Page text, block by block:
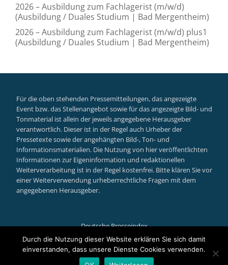
2026 – Ausbildung zum Fachlagerist (m/w/d)
(Ausbildung / Duales Studium | Bad Mergentheim)
2026 – Ausbildung zum Fachlagerist (m/w/d) plus1
(Ausbildung / Duales Studium | Bad Mergentheim)
Für die oben stehenden Pressemitteilungen, das angezeigte
Event bzw. das Stellenangebot sowie für das angezeigte Bild- und
Tonmaterial ist allein der jeweils angegebene Herausgeber
verantwortlich. Dieser ist in der Regel auch Urheber der
Pressetexte sowie der angehängten Bild-, Ton- und
Informationsmaterialien. Die Nutzung von hier veröffentlichten
Informationen zur Eigeninformation und redaktionellen
Weiterverarbeitung ist in der Regel kostenfrei. Bitte klären Sie vor
einer Weiterverwendung urheberrechtliche Fragen mit dem
angegebenen Herausgeber.
Deutsche Presseindex
Secondary
Llorix One Litepowered by WordPress
Durch die Nutzung dieser Website erklären Sie sich damit
einverstanden, dass unsere Dienste Cookies verwenden.